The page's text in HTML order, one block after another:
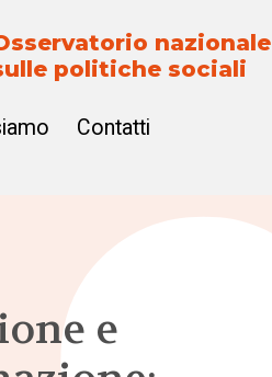
nazionale
politiche sociali
Contatti
e